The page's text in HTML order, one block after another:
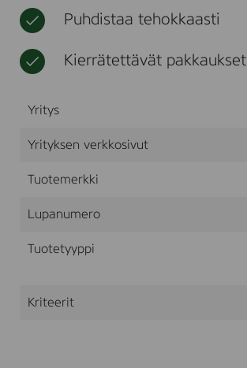
Puhdistaa tehokkaasti
Kierrätettävät pakkaukset
Yritys
Yrityksen verkkosivut
Tuotemerkki
Lupanumero
Tuotetyyppi
Kriteerit